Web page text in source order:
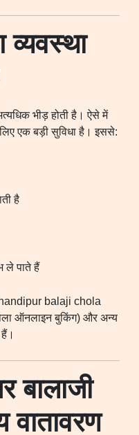
भीड़ होती है। ऐसे में
एक बड़ी सुविधा है। इससे:
है
ले पाते हैं
balaji chola
ऑनलाइन बुकिंग) और अन्य
बालाजी
वातावरण